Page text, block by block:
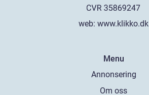
web: www.klikko.dk
Menu
Annonsering
Om oss